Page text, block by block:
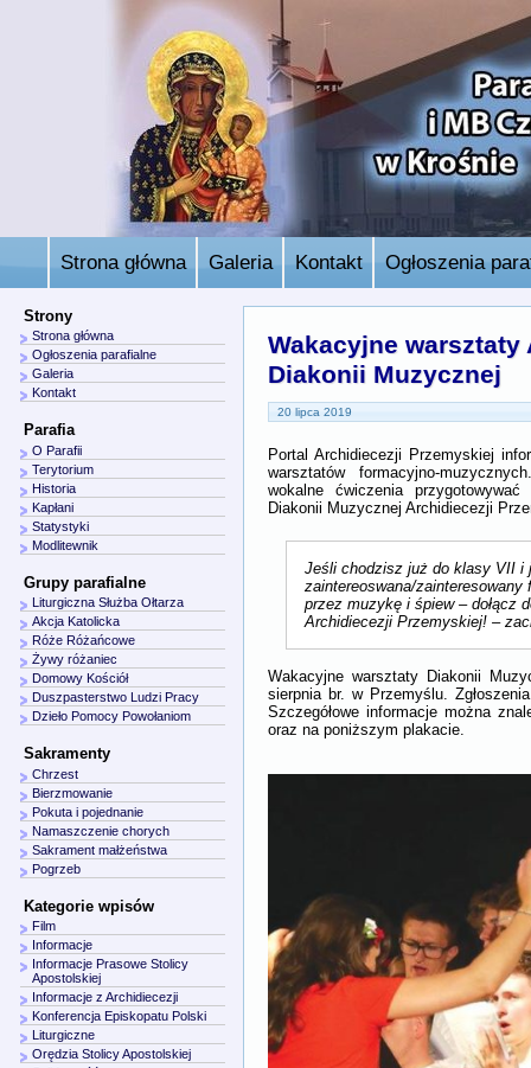
Strona główna Galeria Kontakt Ogłoszenia
Wakacyjne
Diakonii Muzycznej
20 lipca 2019
Portal Archidiecezji Przemyskiej
warsztatów formacyjno-
wokalne ćwiczenia
Diakonii Muzycznej Archidiecezji
Jeśli chodzisz już do klasy VII i
zaintereoswana/zainteresowany
przez muzykę i śpiew – dołącz
Archidiecezji Przemyskiej! –
Wakacyjne warsztaty Diakonii
sierpnia br. w Przemyślu.
Szczegółowe informacje można
oraz na poniższym plakacie.
Strony
Strona główna
Ogłoszenia parafialne
Galeria
Kontakt
Parafia
O Parafii
Terytorium
Historia
Kapłani
Statystyki
Modlitewnik
Grupy parafialne
Liturgiczna Służba Ołtarza
Akcja Katolicka
Róże Różańcowe
Żywy różaniec
Domowy Kościół
Duszpasterstwo Ludzi Pracy
Dzieło Pomocy Powołaniom
Sakramenty
Chrzest
Bierzmowanie
Pokuta i pojednanie
Namaszczenie chorych
Sakrament małżeństwa
Pogrzeb
Kategorie wpisów
Film
Informacje
Informacje Prasowe Stolicy
Apostolskiej
Informacje z Archidiecezji
Konferencja Episkopatu Polski
Liturgiczne
Orędzia Stolicy Apostolskiej